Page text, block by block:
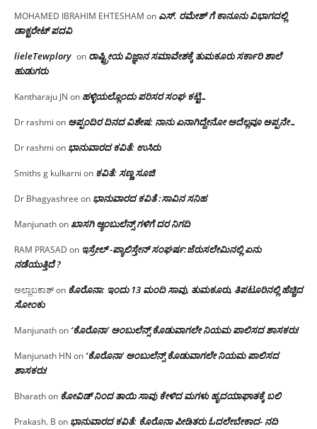
MOHAMED IBRAHIM EHTESHAM on ಎಸ್. ರಮೇಶ್ ಗೆ ಕಾನೂನು ವಿಭಾಗದಲ್ಲಿ
ಡಾಕ್ಟರೇಟ್ ಪದವಿ
lieleTewplory on ರಾಷ್ಟ್ರೀಯ ವಿಜ್ಞಾನ ಸಮಾವೇಶಕ್ಕೆ‌ ತುಮಕೂರು ಸರ್ಕಾರಿ ಶಾಲೆ
ಹುಡುಗರು
Kantharaju JN on ಹಳ್ಳಿಯಲ್ಲೊಂದು ಪರಿಸರ ಸಂಘ ಕಟ್ಟಿ…
Dr rashmi on ಅಪ್ಪಂದಿರ ದಿನದ ವಿಶೇಷ: ನಾನು ಏನಾಗಿದ್ದೇನೋ‌ ಅದೆಲ್ಲವೂ ಅಪ್ಪನೇ…
Dr rashmi on ಭಾನುವಾರದ ಕವಿತೆ: ಉಸಿರು
Smiths g kulkarni on ಕವಿತೆ: ಸಣ್ಣ ಸೂಜಿ
Dr Bhagyashree on ಭಾನುವಾರದ ಕವಿತೆ :ಸಾವಿನ ಸನಿಹ
Manjunathonಖಾಸಗಿ ಆ್ಯಂಬುಲೆನ್ಸ್ ಗಳಿಗೆ ದರ ನಿಗದಿ
RAM PRASAD on ಇಸ್ರೇಲ್ -ಪ್ಯಾಲಿಸ್ತೇನ್ ಸಂಘರ್ಷ:ಜೆರುಸಲೇಮಿನಲ್ಲಿ ಏನು
ನಡೆಯುತ್ತಿದೆ ?
ಅಲ್ಲಾಬಕಾಶ್on ಕೊರೊನಾ: ಇಂದು 13 ಮಂದಿ ಸಾವು, ತುಮಕೂರು, ತಿಪಟೂರಿನಲ್ಲಿ ಹೆಚ್ಚಿದ
ಸೋಂಕು
Manjunathon ‘ಕೊರೊನಾ’ ಅಂಬುಲೆನ್ಸ್ ಕೊಡುವಾಗಲೇ ನಿಯಮ ಪಾಲಿಸದ ಶಾಸಕರು!
Manjunath HN on ‘ಕೊರೊನಾ’ ಅಂಬುಲೆನ್ಸ್ ಕೊಡುವಾಗಲೇ ನಿಯಮ ಪಾಲಿಸದ
ಶಾಸಕರು!
Bharathon ಕೋವಿಡ್ ನಿಂದ ತಾಯಿ ಸಾವು ಕೇಳಿದ ಮಗಳು ಹೃದಯಾಘಾತಕ್ಕೆ ಬಲಿ
Prakash. B on ಭಾನುವಾರದ ಕವಿತೆ: ಕೊರೊನಾ ಪೀಡಿತರು ಓದಲೇಬೇಕಾದ- ನದಿ